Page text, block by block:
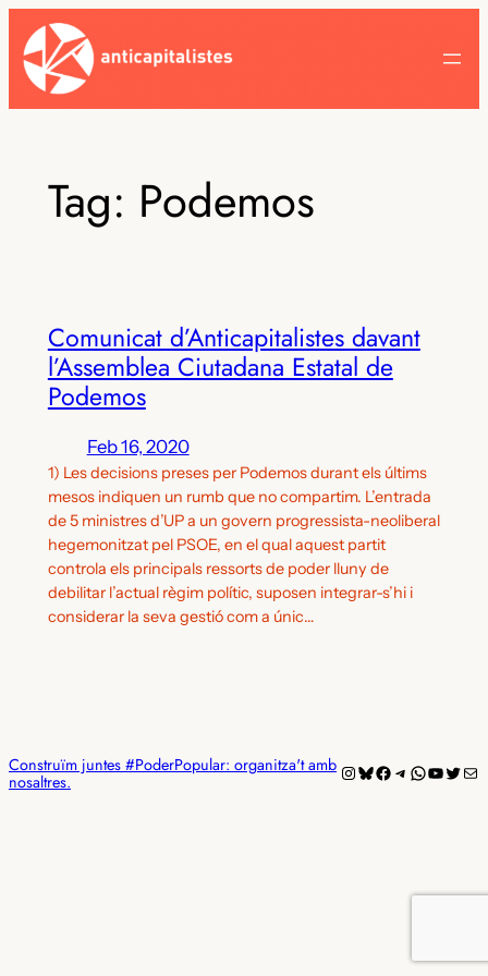
Skip
to
content
Tag: Podemos
Comunicat d’Anticapitalistes davant
l’Assemblea Ciutadana Estatal de
Podemos
Feb 16, 2020
1) Les decisions preses per Podemos durant els últims
mesos indiquen un rumb que no compartim. L’entrada
de 5 ministres d’UP a un govern progressista-neoliberal
hegemonitzat pel PSOE, en el qual aquest partit
controla els principals ressorts de poder lluny de
debilitar l’actual règim polític, suposen integrar-s’hi i
considerar la seva gestió com a únic…
Construïm juntes #PoderPopular: organitza't amb
nosaltres.
Instagram
Bluesky
Facebook
Telegram